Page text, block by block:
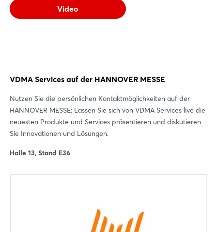
Video
VDMA Services auf der HANNOVER MESSE
Nutzen Sie die persönlichen Kontaktmöglichkeiten auf der
HANNOVER MESSE: Lassen Sie sich von VDMA Services live die
neuesten Produkte und Services präsentieren und diskutieren
Sie Innovationen und Lösungen.
Halle 13, Stand E36